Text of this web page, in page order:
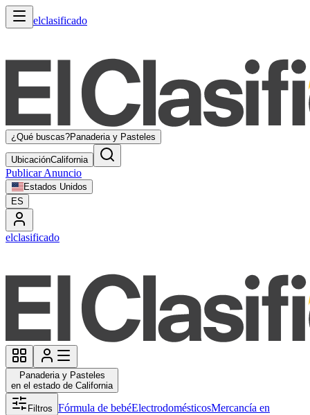
elclasificado
¿Qué buscas?Panaderia y Pasteles
UbicaciónCalifornia
Publicar Anuncio
Estados Unidos
ES
elclasificado
Panaderia y Pasteles
en el estado de California
Filtros Fórmula de bebéElectrodomésticosMercancía en